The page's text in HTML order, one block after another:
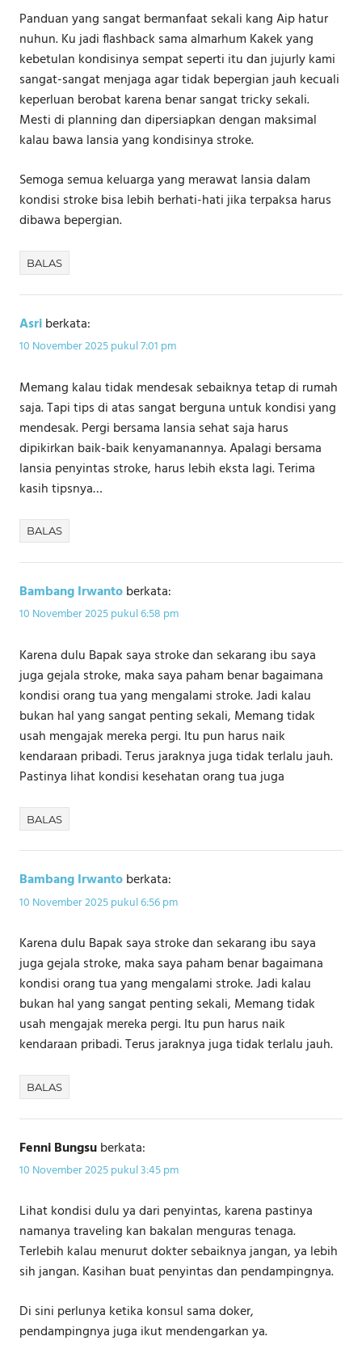
Panduan yang sangat bermanfaat sekali kang Aip hatur
nuhun. Ku jadi flashback sama almarhum Kakek yang
kebetulan kondisinya sempat seperti itu dan jujurly kami
sangat-sangat menjaga agar tidak bepergian jauh kecuali
keperluan berobat karena benar sangat tricky sekali.
Mesti di planning dan dipersiapkan dengan maksimal
kalau bawa lansia yang kondisinya stroke.
Semoga semua keluarga yang merawat lansia dalam
kondisi stroke bisa lebih berhati-hati jika terpaksa harus
dibawa bepergian.
BALAS
Asriberkata:
10 November 2025 pukul 7:01 pm
Memang kalau tidak mendesak sebaiknya tetap di rumah
saja. Tapi tips di atas sangat berguna untuk kondisi yang
mendesak. Pergi bersama lansia sehat saja harus
dipikirkan baik-baik kenyamanannya. Apalagi bersama
lansia penyintas stroke, harus lebih eksta lagi. Terima
kasih tipsnya…
BALAS
Bambang Irwantoberkata:
10 November 2025 pukul 6:58 pm
Karena dulu Bapak saya stroke dan sekarang ibu saya
juga gejala stroke, maka saya paham benar bagaimana
kondisi orang tua yang mengalami stroke. Jadi kalau
bukan hal yang sangat penting sekali, Memang tidak
usah mengajak mereka pergi. Itu pun harus naik
kendaraan pribadi. Terus jaraknya juga tidak terlalu jauh.
Pastinya lihat kondisi kesehatan orang tua juga
BALAS
Bambang Irwantoberkata:
10 November 2025 pukul 6:56 pm
Karena dulu Bapak saya stroke dan sekarang ibu saya
juga gejala stroke, maka saya paham benar bagaimana
kondisi orang tua yang mengalami stroke. Jadi kalau
bukan hal yang sangat penting sekali, Memang tidak
usah mengajak mereka pergi. Itu pun harus naik
kendaraan pribadi. Terus jaraknya juga tidak terlalu jauh.
BALAS
Fenni Bungsuberkata:
10 November 2025 pukul 3:45 pm
Lihat kondisi dulu ya dari penyintas, karena pastinya
namanya traveling kan bakalan menguras tenaga.
Terlebih kalau menurut dokter sebaiknya jangan, ya lebih
sih jangan. Kasihan buat penyintas dan pendampingnya.
Di sini perlunya ketika konsul sama doker,
pendampingnya juga ikut mendengarkan ya.